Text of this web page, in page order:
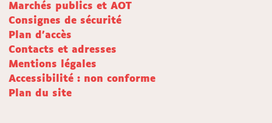
Marchés publics et AOT
Consignes de sécurité
Plan d'accès
Contacts et adresses
Mentions légales
Accessibilité : non conforme
Plan du site